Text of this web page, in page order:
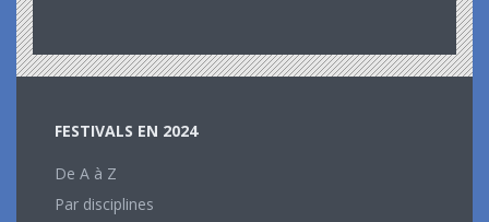
FESTIVALS EN 2024
De A à Z
Par disciplines